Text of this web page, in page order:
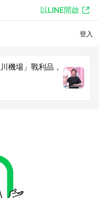
以LINE開啟
登入
機場」戰利品，